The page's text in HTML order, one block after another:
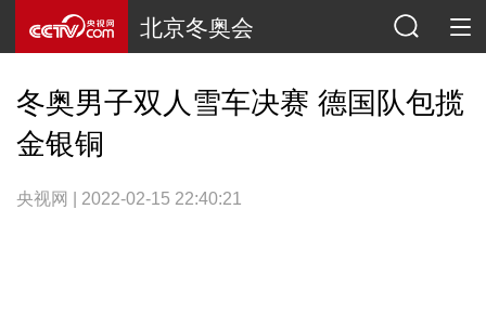
北京冬奥会
冬奥男子双人雪车决赛 德国队包揽
金银铜
央视网 | 2022-02-15 22:40:21